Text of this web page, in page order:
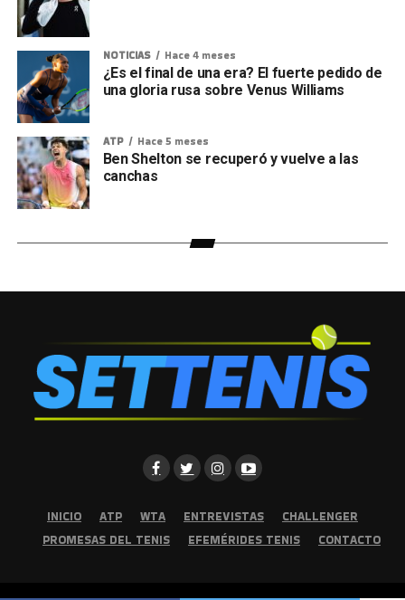
NOTICIAS Hace 4 meses
¿Es el final de una era? El fuerte pedido de
una gloria rusa sobre Venus Williams
ATP Hace 5 meses
Ben Shelton se recuperó y vuelve a las
canchas
INICIO ATP WTA ENTREVISTAS
CHALLENGER
PROMESAS DEL TENIS
EFEMÉRIDES TENIS CONTACTO